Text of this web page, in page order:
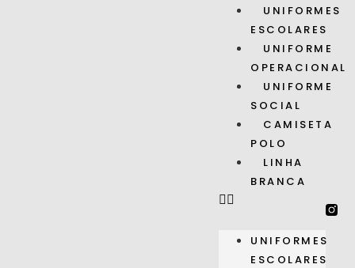
UNIFORMES
ESCOLARES
UNIFORME
OPERACIONAL
UNIFORME
SOCIAL
CAMISETA
POLO
LINHA
BRANCA
UNIFORMES
ESCOLARES